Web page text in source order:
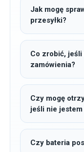
Jak mogę
przesyłki?
Co zrobić,
zamówienia?
Czy mogę
jeśli nie
Czy bateria